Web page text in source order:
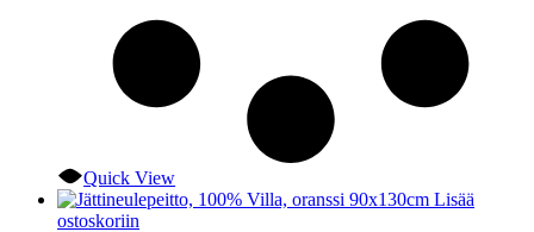
Quick View
Lisää
ostoskoriin